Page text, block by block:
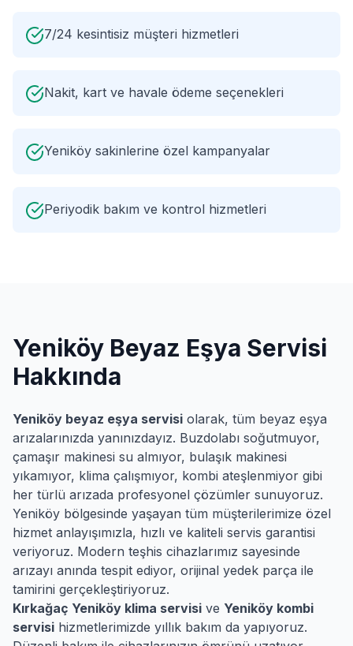
7/24 kesintisiz müşteri hizmetleri
Nakit, kart ve havale ödeme seçenekleri
Yeniköy sakinlerine özel kampanyalar
Periyodik bakım ve kontrol hizmetleri
Yeniköy Beyaz Eşya Servisi
Hakkında
Yeniköy beyaz eşya servisi olarak, tüm beyaz eşya
arızalarınızda yanınızdayız. Buzdolabı soğutmuyor,
çamaşır makinesi su almıyor, bulaşık makinesi
yıkamıyor, klima çalışmıyor, kombi ateşlenmiyor gibi
her türlü arızada profesyonel çözümler sunuyoruz.
Yeniköy bölgesinde yaşayan tüm müşterilerimize özel
hizmet anlayışımızla, hızlı ve kaliteli servis garantisi
veriyoruz. Modern teşhis cihazlarımız sayesinde
arızayı anında tespit ediyor, orijinal yedek parça ile
tamirini gerçekleştiriyoruz.
Kırkağaç Yeniköy klima servisi ve Yeniköy kombi
servisi hizmetlerimizde yıllık bakım da yapıyoruz.